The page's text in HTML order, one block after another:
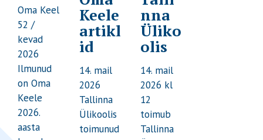
Oma Keel
52 /
kevad
2026
Ilmunud
on Oma
Keele
2026.
aasta
Keele
artikl
id
14. mail
2026
Tallinna
Ülikoolis
toimunud
nna
Üliko
olis
14. mail
2026 kl
12
toimub
Tallinna